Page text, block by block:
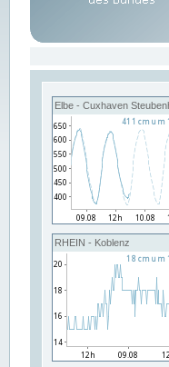
Elbe - Cuxhaven
RHEIN - Koblenz